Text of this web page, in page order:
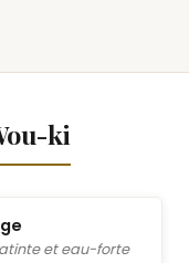
ki
et eau-forte